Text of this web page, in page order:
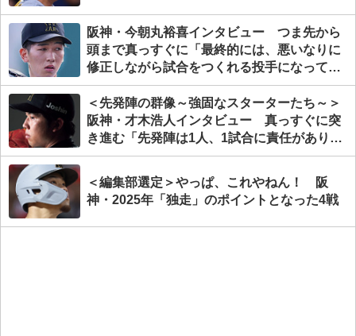
阪神・今朝丸裕喜インタビュー つま先から
頭まで真っすぐに「最終的には、悪いなりに
修正しながら試合をつくれる投手になってい
きたい」
＜先発陣の群像～強固なスターターたち～＞
阪神・才木浩人インタビュー 真っすぐに突
き進む「先発陣は1人、1試合に責任があり、
自分がやるべきことをやるのみ」
＜編集部選定＞やっぱ、これやねん！ 阪
神・2025年「独走」のポイントとなった4戦